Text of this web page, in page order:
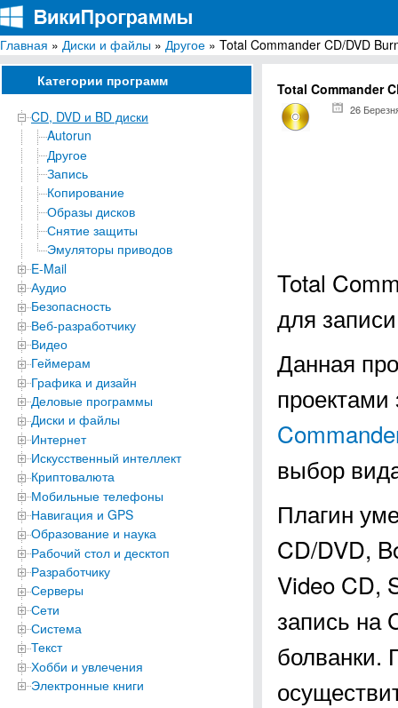
ВикиПрограммы
Энциклопедия бесплатных компьютерных программ для Windows
Главная » Диски и файлы » Другое » Total Commander CD/DVD
Категории программ
CD, DVD и BD диски
Autorun
Другое
Запись
Копирование
Образы дисков
Снятие защиты
Эмуляторы приводов
E-Mail
Аудио
Безопасность
Веб-разработчику
Видео
Геймерам
Графика и дизайн
Деловые программы
Диски и файлы
Интернет
Искусственный интеллект
Криптовалюта
Мобильные телефоны
Навигация и GPS
Образование и наука
Рабочий стол и десктоп
Разработчику
Серверы
Сети
Система
Текст
Хобби и увлечения
Электронные книги
Total Commander
26
Total
для
Данная
выбор
Плагин
CD/DVD,
Video CD,
запись на
болванки.